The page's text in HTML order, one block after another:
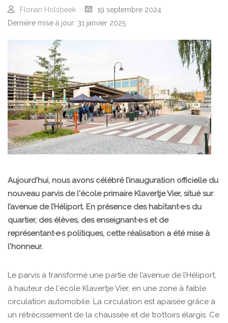
Florian Holsbeek
19 septembre 2024
Dernière mise à jour: 31 janvier 2025
Aujourd'hui, nous avons célébré l’inauguration officielle du
nouveau parvis de l'école primaire Klavertje Vier, situé sur
l’avenue de l’Héliport. En présence des habitant·e·s du
quartier, des élèves, des enseignant·e·s et de
représentant·e·s politiques, cette réalisation a été mise à
l'honneur.
Le parvis a transformé une partie de l’avenue de l’Héliport,
à hauteur de l'école Klavertje Vier, en une zone à faible
circulation automobile. La circulation est apaisée grâce à
un rétrécissement de la chaussée et de trottoirs élargis. Ce